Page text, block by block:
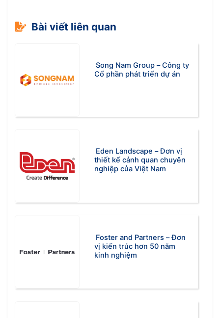
Bài viết liên quan
Song Nam Group – Công ty
Cổ phần phát triển dự án
Eden Landscape – Đơn vị
thiết kế cảnh quan chuyên
nghiệp của Việt Nam
Foster and Partners – Đơn
vị kiến trúc hơn 50 năm
kinh nghiệm